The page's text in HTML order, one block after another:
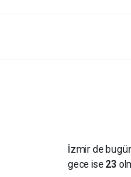
İzmir de
gece ise 23